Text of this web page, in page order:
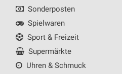
Sonderposten
Spielwaren
Sport & Freizeit
Supermärkte
Uhren & Schmuck